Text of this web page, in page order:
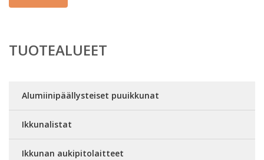
TUOTEALUEET
Alumiinipäällysteiset puuikkunat
Ikkunalistat
Ikkunan aukipitolaitteet